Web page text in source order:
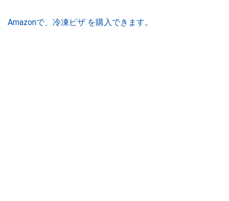
Amazonで、冷凍ピザ を購入できます。